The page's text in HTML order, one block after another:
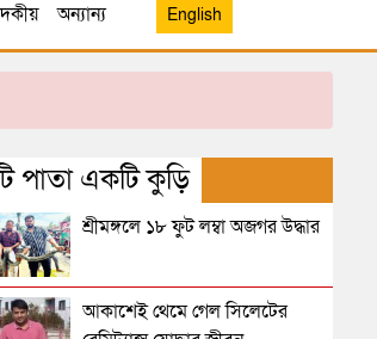
অন্যান্য English
পাতা একটি কুড়ি
শ্রীমঙ্গলে ১৮ ফুট লম্বা অজগর উদ্ধার
আকাশেই থেমে গেল সিলেটের